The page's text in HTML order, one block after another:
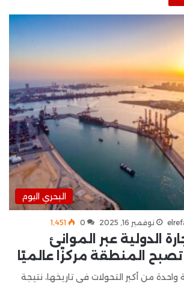
البحري اليوم
نوفمبر 16, 2025 0 1٬451
الدولية عبر الموانئ
تصبح المنطقة مركزًا عالميًا
واحدة من أكبر التحولات في تاريخها، نتيجة